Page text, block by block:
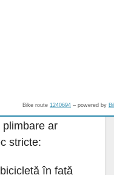
Bike route 1240694 – powered by
plimbare ar
stricte:
în faţă